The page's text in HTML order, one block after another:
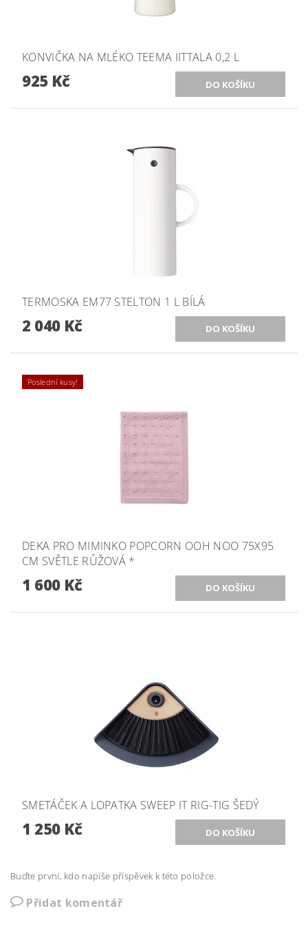
KONVIČKA NA MLÉKO TEEMA IITTALA 0,2 L
925 Kč
TERMOSKA EM77 STELTON 1 L BÍLÁ
2 040 Kč
Poslední kusy!
DEKA PRO MIMINKO POPCORN OOH NOO 75X95
CM SVĚTLE RŮŽOVÁ *
1 600 Kč
SMETÁČEK A LOPATKA SWEEP IT RIG-TIG ŠEDÝ
1 250 Kč
Buďte první, kdo napíše příspěvek k této položce.
Přidat komentář